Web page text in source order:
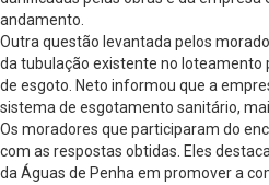
andamento.
Outra questão levantada pelos
da tubulação existente no loteamento
de esgoto. Neto informou que a
sistema de esgotamento sanitário,
Os moradores que participaram do
com as respostas obtidas. Eles
da Águas de Penha em promover a